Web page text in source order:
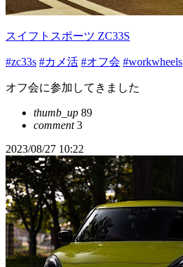
スイフトスポーツ ZC33S
#zc33s #カメ活 #オフ会 #workwheels
オフ会に参加してきました
thumb_up 89
comment3
2023/08/27 10:22